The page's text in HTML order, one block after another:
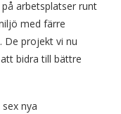
arbetsplatser runt
med färre
De projekt vi nu
bidra till bättre
nya